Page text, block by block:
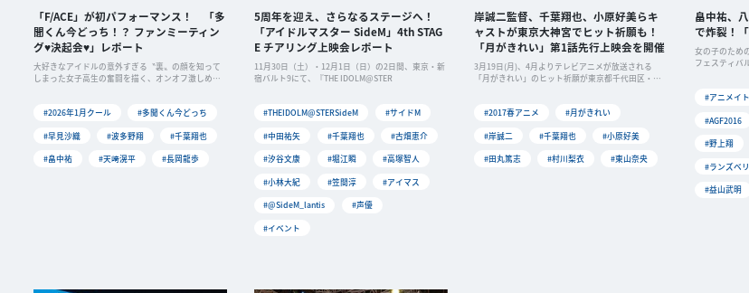
「F/ACE」が初パフォーマンス！ 「多
聞くん今どっち！？ ファンミーティン
グ♥決起会♥」レポート
大好きなアイドルの意外すぎる〝裏〟の顔を知って
しまった女子高生の奮闘を描く、オンオフ激しめ×
が、６月22日（日...
#2026年1月クール
#多聞くん今どっち
#早見沙織
#波多野翔
#千葉翔也
#畠中祐
#天﨑滉平 #長岡龍歩
5周年を迎え、さらなるステージへ！
「アイドルマスター SideM」4th STAG
E チアリング上映会レポート
11月30日（土）・12月1日（日）の2日間、東京・新
宿バルト9にて、『THE IDOLM@STER
#THEIDOLM@STERSideM
#サイドM
#中田祐矢
#千葉翔也
#古畑恵介
#汐谷文康
#堀江瞬
#高塚智人
#小林大紀
#笠間淳
#アイマス
#@SideM_lantis
#声優
#イベント
岸誠二監督、千葉翔也、小原好美らキ
ャストが東京大神宮でヒット祈願も！
「月がきれい」第1話先行上映会を開催
3月19日(月)、4月よりテレビアニメが放送される
「月がきれい」のヒット祈願が東京都千代田区・東
#2017春アニメ
#月がきれい
#岸誠二
#千葉翔也
#小原好美
#田丸篤志
#村川梨衣 #東山奈央
畠中祐、
で炸裂！
女の子のため
フェスティバ
#アニメイ
#AGF2016
#野上翔
#ランズベ
#益山武明